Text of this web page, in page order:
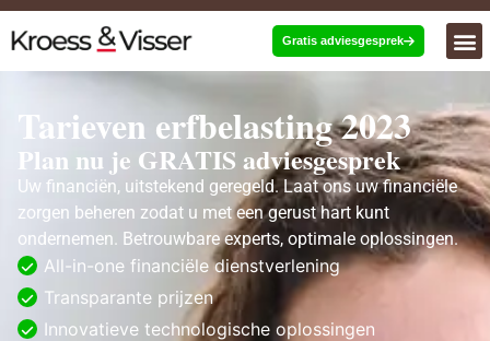
Gratis adviesgesprek
Tarieven erfbelasting 2023
Plan nu je GRATIS adviesgesprek
Uw financiën, uitstekend geregeld. Laat ons uw financiële
zorgen beheren zodat u met een gerust hart kunt
ondernemen. Betrouwbare experts, optimale oplossingen.
All-in-one financiële dienstverlening
Transparante prijzen
Innovatieve technologische oplossingen